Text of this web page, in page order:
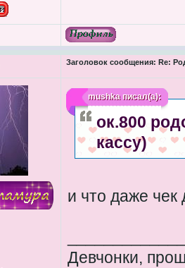
Заголовок сообщения: Re:
mushkaписал(а):
ок.800
кассу)
и что даже чек
Девчонки,